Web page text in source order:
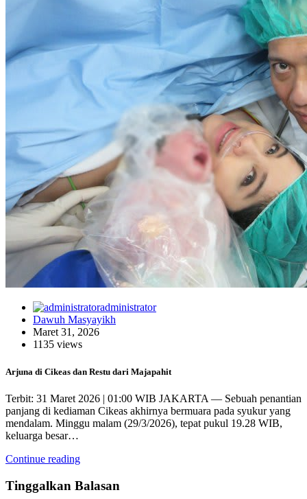
administrator
Dawuh Masyayikh
Maret 31, 2026
1135 views
Arjuna di Cikeas dan Restu dari Majapahit
Terbit: 31 Maret 2026 | 01:00 WIB JAKARTA — Sebuah penantian
panjang di kediaman Cikeas akhirnya bermuara pada syukur yang
mendalam. Minggu malam (29/3/2026), tepat pukul 19.28 WIB,
keluarga besar…
Continue reading
Tinggalkan Balasan